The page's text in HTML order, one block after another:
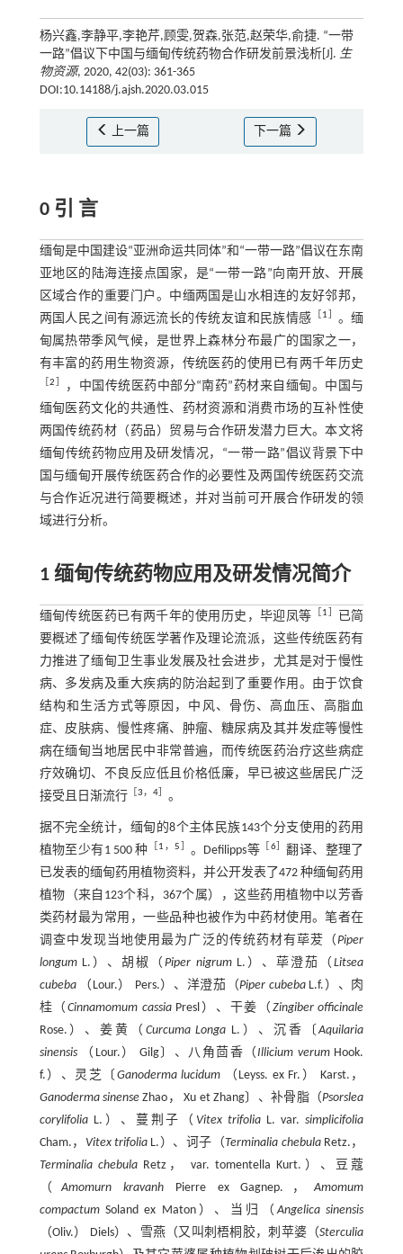
杨兴鑫,李静平,李艳芹,顾雯,贺森,张范,赵荣华,俞捷. “一带
一路”倡议下中国与缅甸传统药物合作研发前景浅析[J]. 生
物资源, 2020, 42(03): 361-365
DOI:10.14188/j.ajsh.2020.03.015
上一篇 下一篇
0 引 言
缅甸是中国建设“亚洲命运共同体”和“一带一路”倡议在东南
亚地区的陆海连接点国家，是“一带一路”向南开放、开展
区域合作的重要门户。中缅两国是山水相连的友好邻邦，
两国人民之间有源远流长的传统友谊和民族情感
1
。缅
甸属热带季风气候，是世界上森林分布最广的国家之一，
有丰富的药用生物资源，传统医药的使用已有两千年历史
［2
，中国传统医药中部分“南药”药材来自缅甸。中国与
缅甸医药文化的共通性、药材资源和消费市场的互补性使
两国传统药材（药品）贸易与合作研发潜力巨大。本文将
缅甸传统药物应用及研发情况，“一带一路”倡议背景下中
国与缅甸开展传统医药合作的必要性及两国传统医药交流
与合作近况进行简要概述，并对当前可开展合作研发的领
域进行分析。
1 缅甸传统药物应用及研发情况简介
缅甸传统医药已有两千年的使用历史，毕迎凤等 1
已简
要概述了缅甸传统医学著作及理论流派，这些传统医药有
力推进了缅甸卫生事业发展及社会进步，尤其是对于慢性
病、多发病及重大疾病的防治起到了重要作用。由于饮食
结构和生活方式等原因，中风、骨伤、高血压、高脂血
症、皮肤病、慢性疼痛、肿瘤、糖尿病及其并发症等慢性
病在缅甸当地居民中非常普遍，而传统医药治疗这些病症
疗效确切、不良反应低且价格低廉，早已被这些居民广泛
接受且日渐流行［ 3， 4］ 。
据不完全统计，缅甸的8个主体民族143个分支使用的药用
植物至少有1 500 种
1 ，5 。Defilipps等 6］翻译、整理了
已发表的缅甸药用植物资料，并公开发表了472 种缅甸药用
植物（来自123个科，367个属），这些药用植物中以芳香
类药材最为常用，一些品种也被作为中药材使用。笔者在
调查中发现当地使用最为广泛的传统药材有荜茇（Piper
longumL.）、胡椒（Piper nigrumL.）、荜澄茄（Litsea
cubeba（Lour.） Pers.）、洋澄茄（Piper cubebaL.f.）、肉
桂（Cinnamomum cassiaPresl）、干姜（ Zingiber officinale
Rose.）、姜黄（ Curcuma Longa L.）、沉香〔Aquilaria
sinensis（Lour.） Gilg〕、八角茴香（Illicium verumHook.
f.）、灵芝〔 Ganoderma lucidum （Leyss. ex Fr.） Karst.，
Ganoderma sinenseZhao， Xu et Zhang〕、补骨脂（Psorslea
corylifoliaL.）、蔓荆子（ Vitex trifolia L. var.simplicifolia
Cham.， Vitex trifoliaL.）、诃子（Terminalia chebulaRetz.，
Terminalia chebulaRetz， var. tomentella Kurt.）、豆蔻
（Amomurn kravanhPierre ex Gagnep.，Amomum
compactumSoland ex Maton）、当归（Angelica sinensis
（Oliv.） Diels）、雪燕（又叫刺梧桐胶，刺苹婆（Sterculia